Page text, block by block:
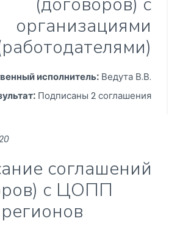
организациями
исполнитель: Ведута В.В.
Подписаны 2 соглашения
соглашений
с ЦОПП